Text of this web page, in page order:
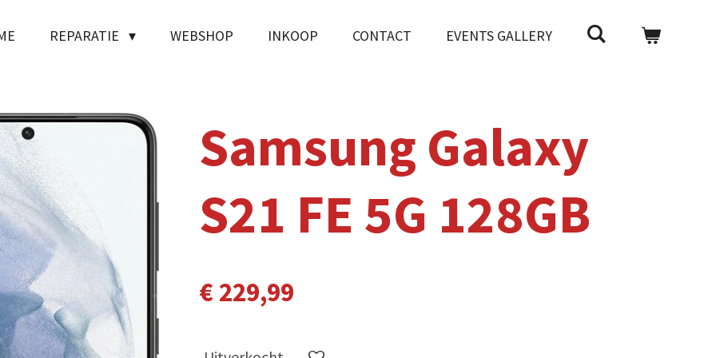
REPARATIE WEBSHOP INKOOP CONTACT EVENTS GALLERY
Samsung Galaxy
S21 FE 5G 128GB
€ 229,99